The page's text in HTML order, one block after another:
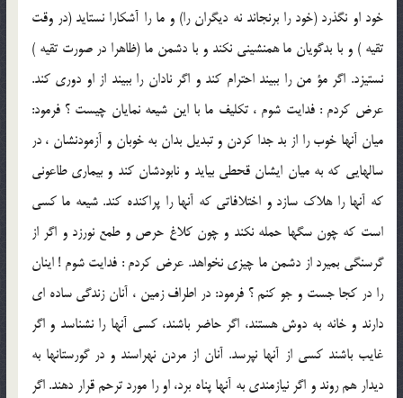
خود او نگذرد (خود را برنجاند نه ديگران را) و ما را آشكارا نستايد (در وقت
تقيه ) و با بدگويان ما همنشينى نكند و با دشمن ما (ظاهرا در صورت تقيه )
نستيزد. اگر مؤ من را ببيند احترام كند و اگر نادان را ببيند از او دورى كند.
عرض كردم : فدايت شوم ، تكليف ما با اين شيعه نمايان چيست ؟ فرمود:
ميان آنها خوب را از بد جدا كردن و تبديل بدان به خوبان و آزمودنشان ، در
سالهايى كه به ميان ايشان قحطى بيايد و نابودشان كند و بيمارى طاعونى
كه آنها را هلاك سازد و اختلافاتى كه آنها را پراكنده كند. شيعه ما كسى
است كه چون سگها حمله نكند و چون كلاغ حرص و طمع نورزد و اگر از
گرسنگى بميرد از دشمن ما چيزى نخواهد. عرض كردم : فدايت شوم ! اينان
را در كجا جست و جو كنم ؟ فرمود: در اطراف زمين ، آنان زندگى ساده اى
دارند و خانه به دوش هستند، اگر حاضر باشند، كسى آنها را نشناسد و اگر
غايب باشند كسى از آنها نپرسد. آنان از مردن نهراسند و در گورستانها به
ديدار هم روند و اگر نيازمندى به آنها پناه برد، او را مورد ترحم قرار دهند. اگر